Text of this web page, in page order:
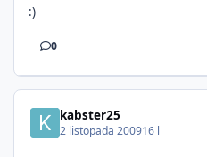
:)
0
kabster25
2 listopada 200916 l